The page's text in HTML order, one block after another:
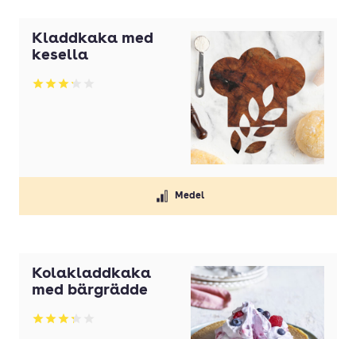
Kladdkaka med
kesella
Betyg: 3.21 av 5
Medel
Kolakladdkaka
med bärgrädde
Betyg: 3.25 av 5